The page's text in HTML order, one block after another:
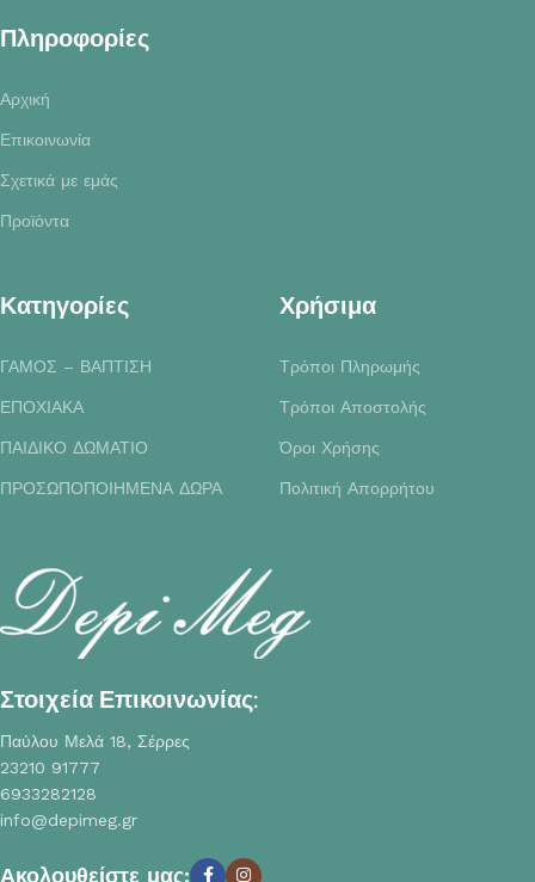
Πληροφορίες
Αρχική
Επικοινωνία
Σχετικά με εμάς
Προϊόντα
Κατηγορίες
ΓΑΜΟΣ – ΒΑΠΤΙΣΗ
ΕΠΟΧΙΑΚΑ
ΠΑΙΔΙΚΟ ΔΩΜΑΤΙΟ
ΠΡΟΣΩΠΟΠΟΙΗΜΕΝΑ ΔΩΡΑ
Χρήσιμα
Τρόποι Πληρωμής
Τρόποι Αποστολής
Όροι Χρήσης
Πολιτική Απορρήτου
Στοιχεία Επικοινωνίας:
Παύλου Μελά 18, Σέρρες
23210 91777
6933282128
info@depimeg.gr
Ακολουθείστε μας: